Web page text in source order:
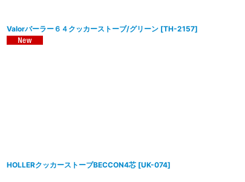
Valorバーラー６４クッカーストーブ/グリーン [TH-2157]
HOLLERクッカーストーブBECCON4芯 [UK-074]